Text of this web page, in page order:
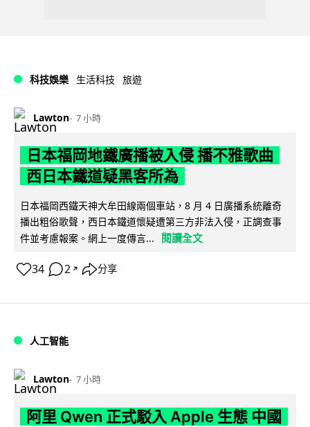
科技娛樂 生活科技 旅遊
Lawton 7 小時
日本福岡地鐵廣播被入侵 播不雅歌曲
西日本鐵道疑黑客所為
日本福岡西鐵天神大牟田線兩個車站，8 月 4 日廣播系統離奇
播出粗俗歌聲，西日本鐵道懷疑遭第三方非法入侵，正調查事
件並考慮報案。網上一度傳言...
閱讀全文
34 2 ↗ 分享
人工智能
Lawton 7 小時
阿里 Qwen 正式駁入 Apple 生態 中國